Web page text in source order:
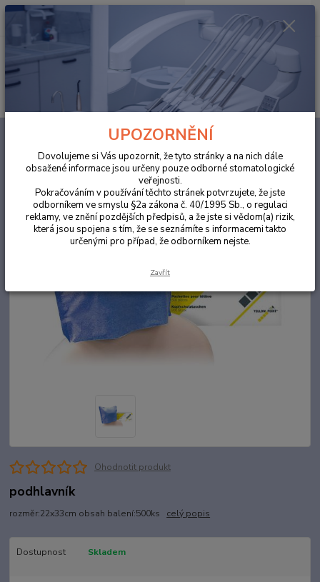
Hledat
za 0,00 Kč
Návlek na opěrku hlavy žlutá
Návlek na opěrku hlavy žlutá
Ohodnotit produkt
podhlavník
rozměr:22x33cm obsah balení:500ks celý popis
Dostupnost Skladem
UPOZORNĚNÍ
Dovolujeme si Vás upozornit, že tyto stránky a na nich dále
obsažené informace jsou určeny pouze odborné stomatologické
veřejnosti.
Pokračováním v používání těchto stránek potvrzujete, že jste
odborníkem ve smyslu §2a zákona č. 40/1995 Sb., o regulaci
reklamy, ve znění pozdějších předpisů, a že jste si vědom(a) rizik,
která jsou spojena s tím, že se seznámíte s informacemi takto
určenými pro případ, že odborníkem nejste.
Zavřít